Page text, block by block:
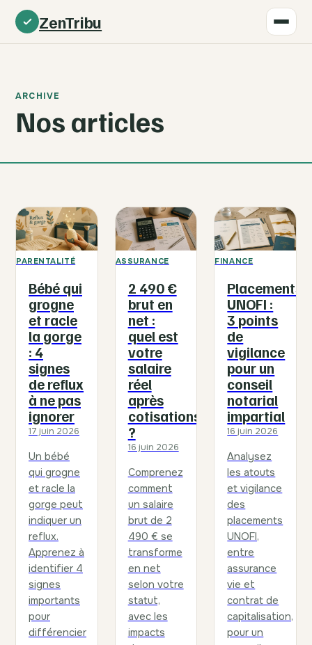
ZenTribu
ARCHIVE
Nos articles
PARENTALITÉ
Bébé qui
grogne
et racle
la gorge
: 4
signes
de reflux
à ne pas
ignorer
17 juin 2026
Un bébé
qui grogne
et racle la
gorge peut
indiquer un
reflux.
Apprenez à
identifier 4
signes
importants
pour
différencier
ASSURANCE
2 490 €
brut en
net :
quel est
votre
salaire
réel
après
cotisations
?
16 juin 2026
Comprenez
comment
un salaire
brut de 2
490 € se
transforme
en net
selon votre
statut,
avec les
impacts
FINANCE
Placements
UNOFI :
3 points
de
vigilance
pour un
conseil
notarial
impartial
16 juin 2026
Analysez
les atouts
et vigilance
des
placements
UNOFI,
entre
assurance
vie et
contrat de
capitalisation,
pour un